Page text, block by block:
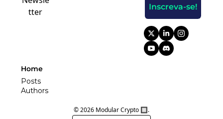
Inscreva-se!
Home
Posts
Authors
© 2026 Modular Crypto 🔲.